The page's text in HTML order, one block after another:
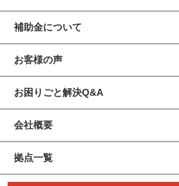
補助金について
お客様の声
お困りごと解決Q&A
会社概要
拠点一覧